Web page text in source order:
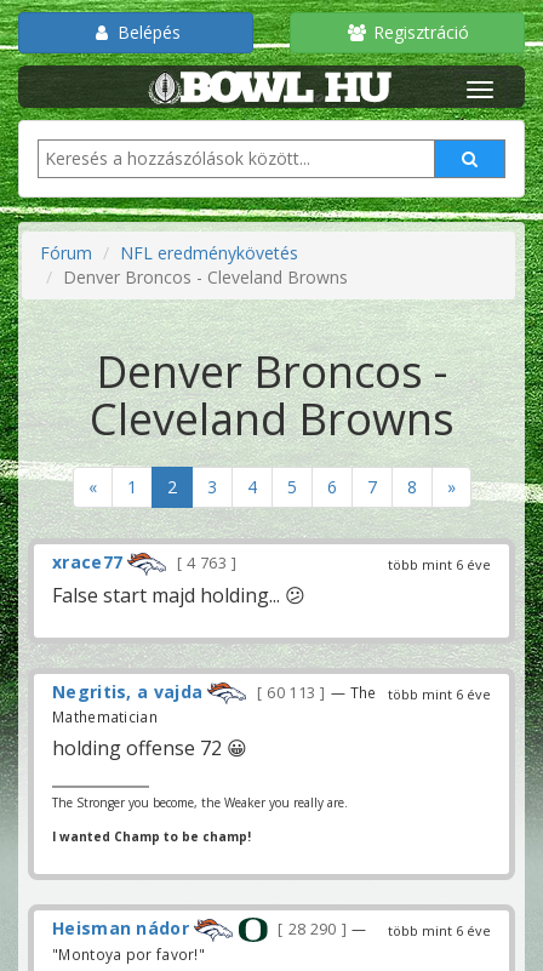
Belépés Regisztráció
Fórum
NFL eredménykövetés
Denver Broncos - Cleveland Browns
Denver Broncos -
Cleveland Browns
« 1 2 3 4 5 6 7 8 »
több mint 6 éve
xrace77 4 763
False start majd holding... 😕
több mint 6 éve
Negritis, a vajda 60 113
— The
Mathematician
holding offense 72 😀
The Stronger you become, the Weaker you really are.
I wanted Champ to be champ!
több mint 6 éve
Heisman nádor 28 290
—
"Montoya por favor!"